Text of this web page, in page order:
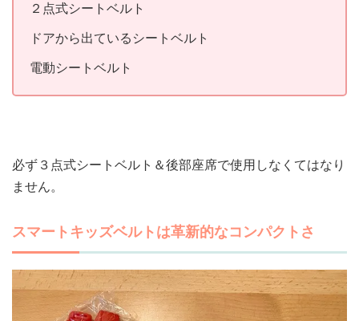
２点式シートベルト
ドアから出ているシートベルト
電動シートベルト
必ず３点式シートベルト＆後部座席で使用しなくてはなり
ません。
スマートキッズベルトは革新的なコンパクトさ